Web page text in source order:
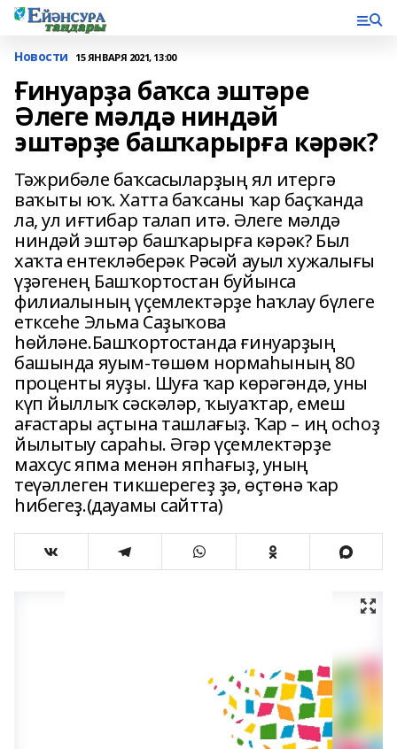
Новости 15 ЯНВАРЯ 2021, 13:00
Ғинуарҙа баҡса эштәре
Әлеге мәлдә ниндәй
эштәрҙе башҡарырға кәрәк?
Тәжрибәле баҡсасыларҙың ял итергә
ваҡыты юҡ. Хатта баҡсаны ҡар баҫҡанда
ла, ул иғтибар талап итә. Әлеге мәлдә
ниндәй эштәр башҡарырға кәрәк? Был
хаҡта ентекләберәк Рәсәй ауыл хужалығы
үҙәгенең Башҡортостан буйынса
филиалының үҫемлектәрҙе һаҡлау бүлеге
етксеһе Эльма Саҙыҡова
һөйләне.Башҡортостанда ғинуарҙың
башында яуым-төшөм нормаһының 80
проценты яуҙы. Шуға ҡар көрәгәндә, уны
күп йыллыҡ сәскәләр, ҡыуаҡтар, емеш
ағастары аҫтына ташлағыҙ. Ҡар – иң осһоҙ
йылытыу сараһы. Әгәр үҫемлектәрҙе
махсус япма менән япһағыҙ, уның
теүәллеген тикшерегеҙ ҙә, өҫтөнә ҡар
һибегеҙ.(дауамы сайтта)